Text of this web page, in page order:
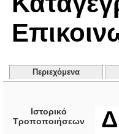
Περιεχόμενα
Ιστορικό
Τροποποιήσεων